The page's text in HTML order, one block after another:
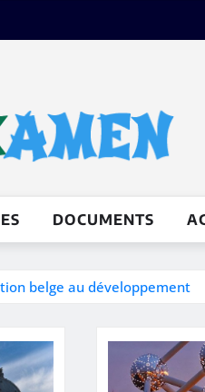
DOCUMENTS
belge au développement